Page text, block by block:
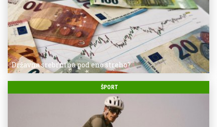
Državna srebrnina pod eno streho?
ŠPORT